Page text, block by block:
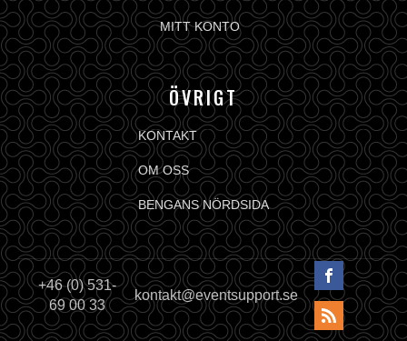
MITT KONTO
ÖVRIGT
KONTAKT
OM OSS
BENGANS NÖRDSIDA
+46 (0) 531-
69 00 33
kontakt@eventsupport.se